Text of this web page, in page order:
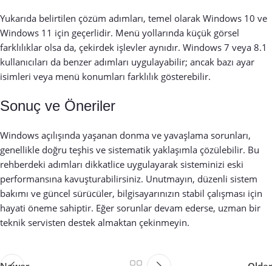
Yukarıda belirtilen çözüm adımları, temel olarak Windows 10 ve
Windows 11 için geçerlidir. Menü yollarında küçük görsel
farklılıklar olsa da, çekirdek işlevler aynıdır. Windows 7 veya 8.1
kullanıcıları da benzer adımları uygulayabilir; ancak bazı ayar
isimleri veya menü konumları farklılık gösterebilir.
Sonuç ve Öneriler
Windows açılışında yaşanan donma ve yavaşlama sorunları,
genellikle doğru teşhis ve sistematik yaklaşımla çözülebilir. Bu
rehberdeki adımları dikkatlice uygulayarak sisteminizi eski
performansına kavuşturabilirsiniz. Unutmayın, düzenli sistem
bakımı ve güncel sürücüler, bilgisayarınızın stabil çalışması için
hayati öneme sahiptir. Eğer sorunlar devam ederse, uzman bir
teknik servisten destek almaktan çekinmeyin.